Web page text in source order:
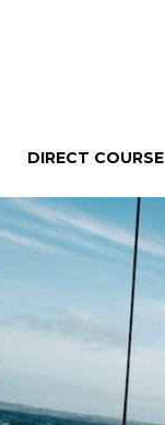
DIRECT COURSE